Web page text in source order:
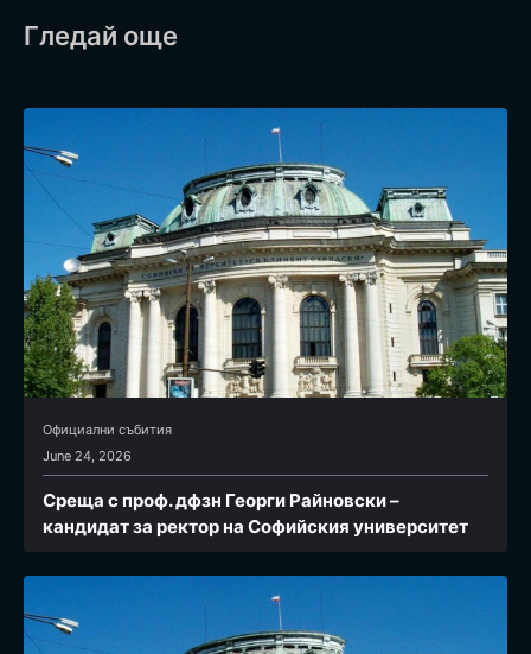
Гледай още
Официални събития
June 24, 2026
Среща с проф. дфзн Георги Райновски –
кандидат за ректор на Софийския университет